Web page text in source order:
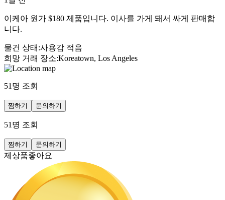
이케아 원가 $180 제품입니다. 이사를 가게 돼서 싸게 판매합
니다.
물건 상태 :사용감 적음
희망 거래 장소:Koreatown, Los Angeles
51 명 조회
찜하기 문의하기
51 명 조회
찜하기 문의하기
제상품좋아요